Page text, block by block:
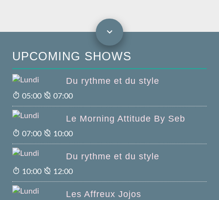
UPCOMING SHOWS
Du rythme et du style
05:00 07:00
Le Morning Attitude By Seb
07:00 10:00
Du rythme et du style
10:00 12:00
Les Affreux Jojos